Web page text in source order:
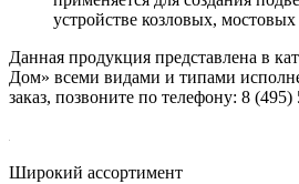
устройстве козловых,
Данная продукция представлена в
Дом» всеми видами и типами
заказ, позвоните по телефону: 8 (495)
Широкий ассортимент